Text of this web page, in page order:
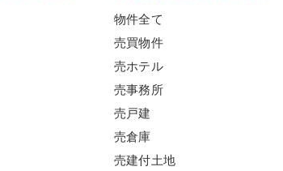
物件全て
売買物件
売ホテル
売事務所
売戸建
売倉庫
売建付土地